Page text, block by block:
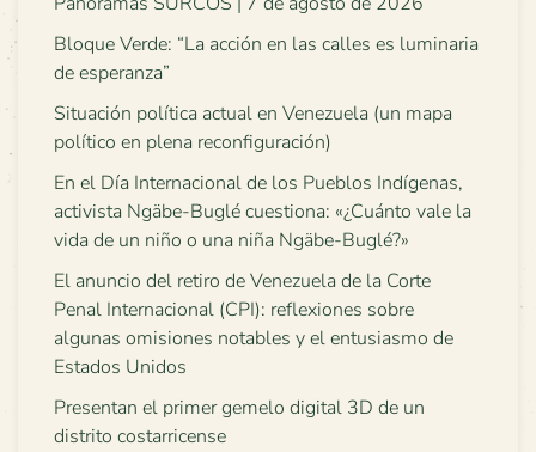
Bloque Verde: “La acción en las calles es luminaria
de esperanza”
Situación política actual en Venezuela (un mapa
político en plena reconfiguración)
En el Día Internacional de los Pueblos Indígenas,
activista Ngäbe-Buglé cuestiona: «¿Cuánto vale la
vida de un niño o una niña Ngäbe-Buglé?»
El anuncio del retiro de Venezuela de la Corte
Penal Internacional (CPI): reflexiones sobre
algunas omisiones notables y el entusiasmo de
Estados Unidos
Presentan el primer gemelo digital 3D de un
distrito costarricense